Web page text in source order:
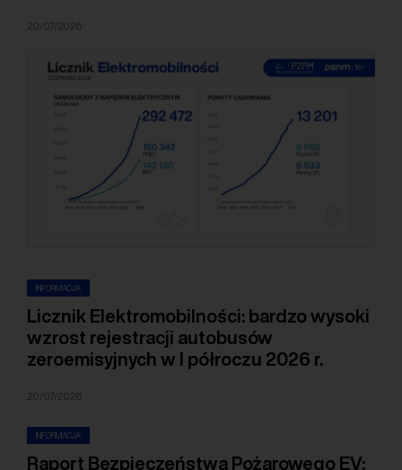
20/07/2026
INFORMACJA
Licznik Elektromobilności: bardzo wysoki
wzrost rejestracji autobusów
zeroemisyjnych w I półroczu 2026 r.
20/07/2026
INFORMACJA
Raport Bezpieczeństwa Pożarowego EV: